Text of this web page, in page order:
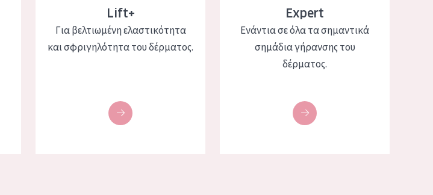
Lift+
Για βελτιωμένη ελαστικότητα
και σφριγηλότητα του δέρματος.
Expert
Ενάντια σε όλα τα σημαντικά
σημάδια γήρανσης του
δέρματος.